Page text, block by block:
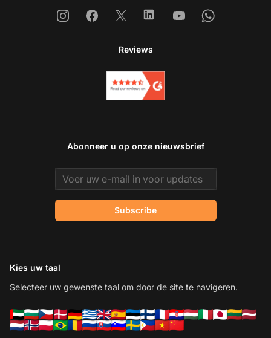
InstagramFacebook
X LinkedinYoutubeWhatsapp
Reviews
Abonneer u op onze nieuwsbrief
Email address
Subscribe
Kies uw taal
Selecteer uw gewenste taal om door de site te navigeren.